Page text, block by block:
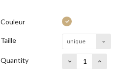
Couleur
Taille unique
Quantity